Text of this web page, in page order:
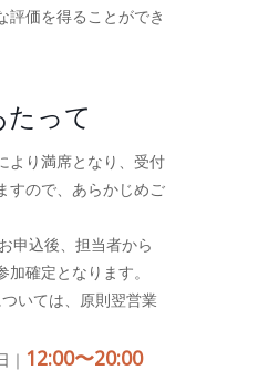
評価を得ることができ
って
より満席となり、受付
すので、あらかじめご
申込後、担当者から
確定となります。
いては、原則翌営業
｜ 12:00〜20:00